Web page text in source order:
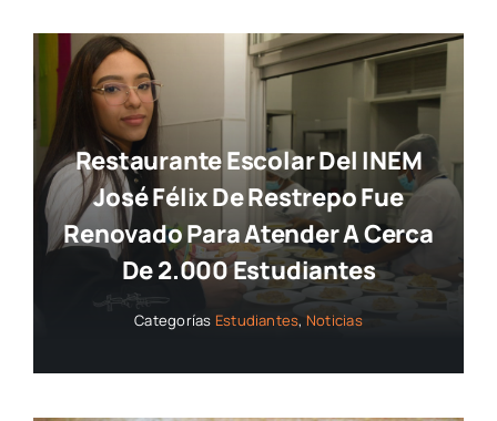
También Te Podría Gustar
Restaurante Escolar Del INEM
José Félix De Restrepo Fue
Renovado Para Atender A Cerca
De 2.000 Estudiantes
CategoríasEstudiantes,Noticias